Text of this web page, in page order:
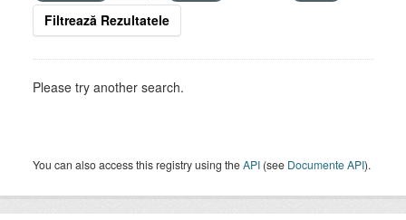
Filtrează Rezultatele
Please try another search.
You can also access this registry using theAPI (see Documente API).